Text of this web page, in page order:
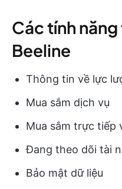
Các tính
Beeline
Thông tin về lực
Mua sắm dịch vụ
Mua sắm trực tiếp
Đang theo dõi tài
Bảo mật dữ liệu